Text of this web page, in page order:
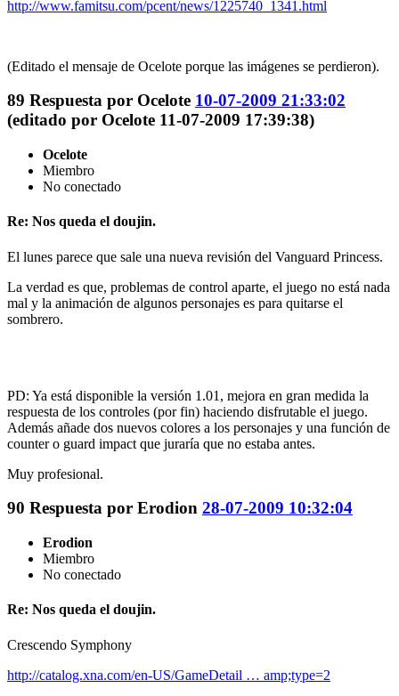
http://www.famitsu.com/pcent/news/1225740_1341.html
(Editado el mensaje de Ocelote porque las imágenes se perdieron).
89 Respuesta por Ocelote 10-07-2009 21:33:02
(editado por Ocelote 11-07-2009 17:39:38)
Ocelote
Miembro
No conectado
Re: Nos queda el doujin.
El lunes parece que sale una nueva revisión del Vanguard Princess.
La verdad es que, problemas de control aparte, el juego no está nada
mal y la animación de algunos personajes es para quitarse el
sombrero.
PD: Ya está disponible la versión 1.01, mejora en gran medida la
respuesta de los controles (por fin) haciendo disfrutable el juego.
Además añade dos nuevos colores a los personajes y una función de
counter o guard impact que juraría que no estaba antes.
Muy profesional.
90 Respuesta por Erodion 28-07-2009 10:32:04
Erodion
Miembro
No conectado
Re: Nos queda el doujin.
Crescendo Symphony
http://catalog.xna.com/en-US/GameDetail … amp;type=2